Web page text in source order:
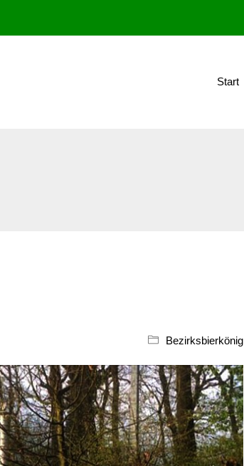
Start
Bezirksbierkönig